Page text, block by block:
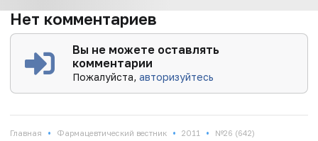
Нет комментариев
Вы не можете оставлять
комментарии
Пожалуйста,авторизуйтесь
Главная • Фармацевтический вестник • 2011 • №26 (642)